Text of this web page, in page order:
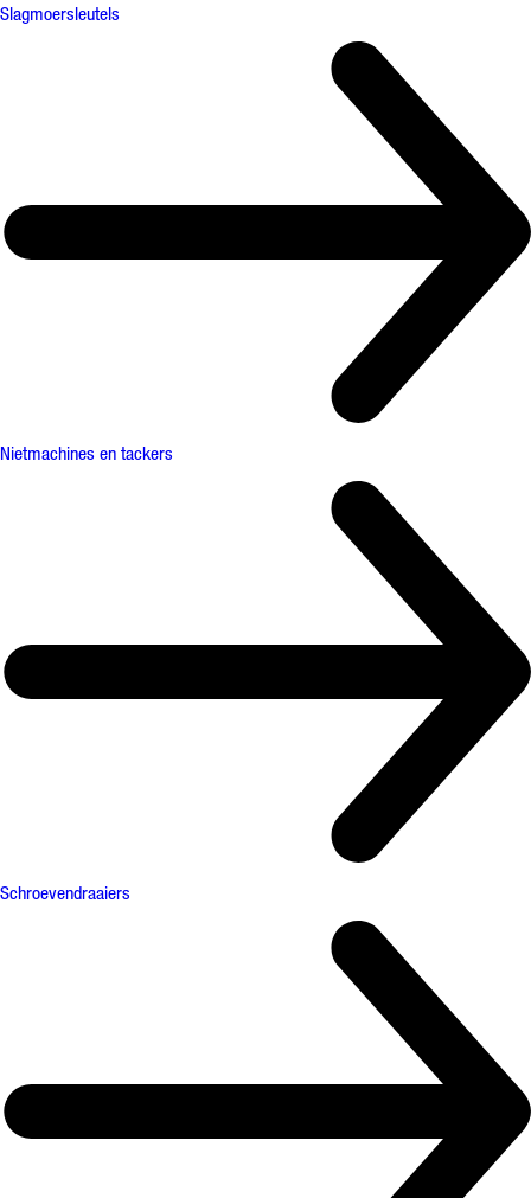
Slagmoersleutels
Nietmachines en tackers
Schroevendraaiers